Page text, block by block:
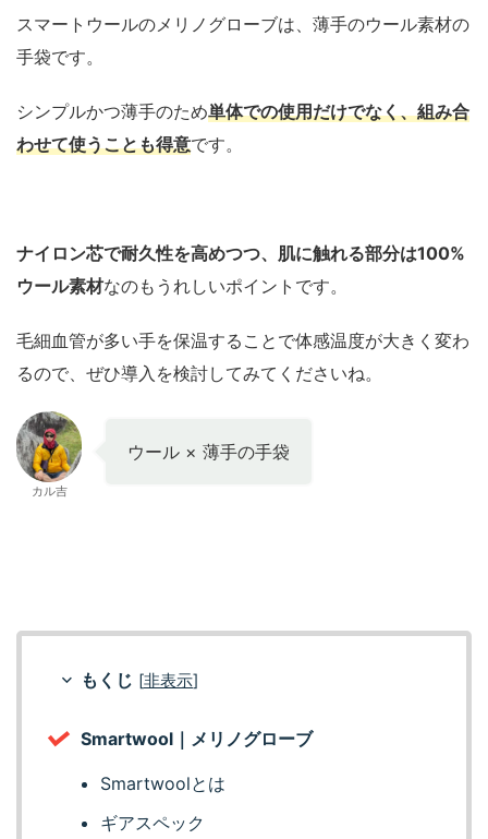
スマートウールのメリノグローブは、薄手のウール素材の
手袋です。
シンプルかつ薄手のため単体での使用だけでなく、組み合
わせて使うことも得意です。
ナイロン芯で耐久性を高めつつ、肌に触れる部分は100%
ウール素材なのもうれしいポイントです。
毛細血管が多い手を保温することで体感温度が大きく変わ
るので、ぜひ導入を検討してみてくださいね。
カル吉
ウール × 薄手の手袋
もくじ [非表示]
Smartwool｜メリノグローブ
Smartwoolとは
ギアスペック